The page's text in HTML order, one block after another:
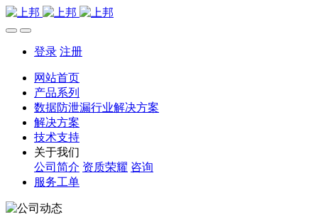
登录 注册
网站首页
产品系列
数据防泄漏行业解决方案
解决方案
技术支持
关于我们
公司简介 资质荣耀 咨询
服务工单